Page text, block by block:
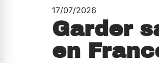
17/07/2026
Garder
en